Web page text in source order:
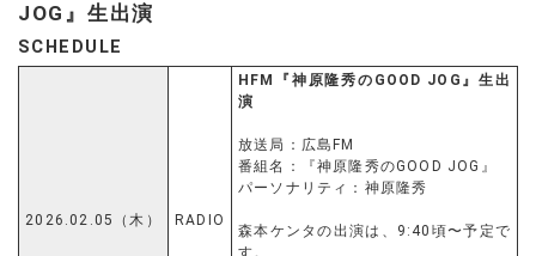
JOG』生出演
SCHEDULE
2026.02.05（木） RADIO
HFM『神原隆秀のGOOD JOG』生出
演
放送局：広島FM
番組名：『神原隆秀のGOOD JOG』
パーソナリティ：神原隆秀
森本ケンタの出演は、9:40頃〜予定で
す。